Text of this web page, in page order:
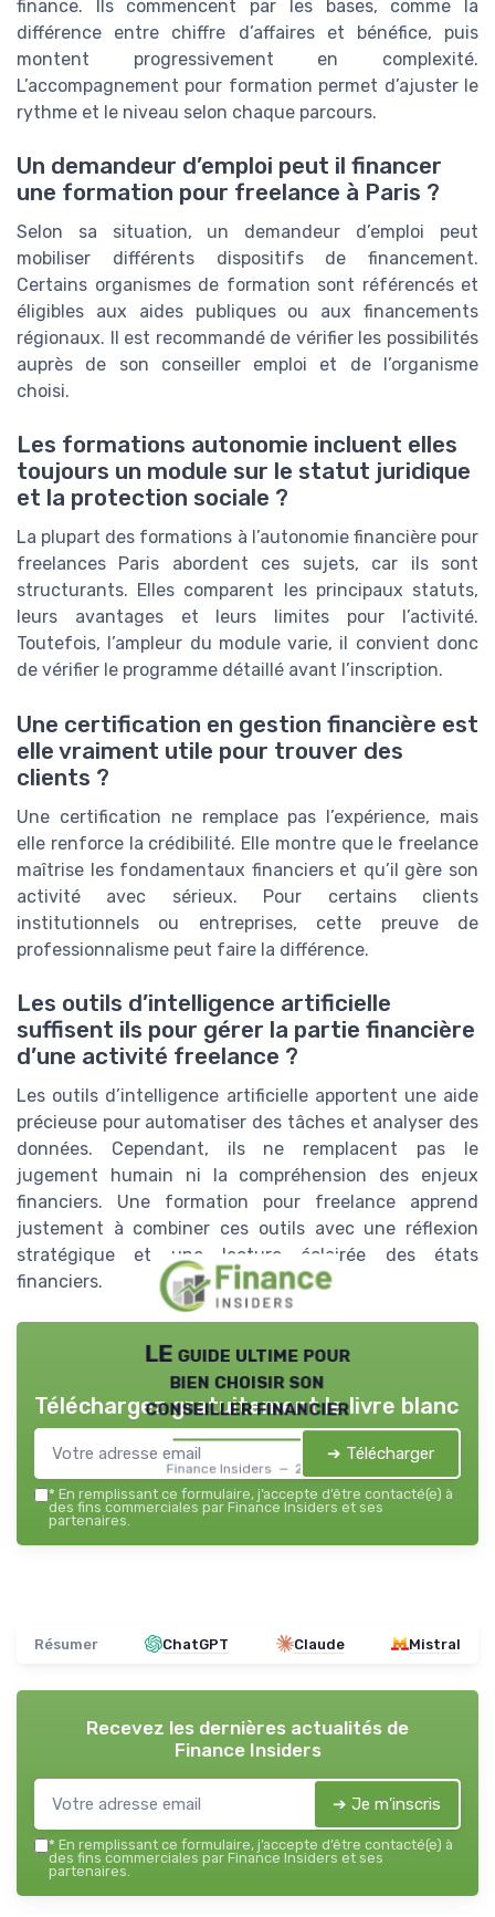
finance. Ils commencent par les bases, comme la
différence entre chiffre d’affaires et bénéfice, puis
montent progressivement en complexité.
L’accompagnement pour formation permet d’ajuster le
rythme et le niveau selon chaque parcours.
Un demandeur d’emploi peut il financer
une formation pour freelance à Paris ?
Selon sa situation, un demandeur d’emploi peut
mobiliser différents dispositifs de financement.
Certains organismes de formation sont référencés et
éligibles aux aides publiques ou aux financements
régionaux. Il est recommandé de vérifier les possibilités
auprès de son conseiller emploi et de l’organisme
choisi.
Les formations autonomie incluent elles
toujours un module sur le statut juridique
et la protection sociale ?
La plupart des formations à l’autonomie financière pour
freelances Paris abordent ces sujets, car ils sont
structurants. Elles comparent les principaux statuts,
leurs avantages et leurs limites pour l’activité.
Toutefois, l’ampleur du module varie, il convient donc
de vérifier le programme détaillé avant l’inscription.
Une certification en gestion financière est
elle vraiment utile pour trouver des
clients ?
Une certification ne remplace pas l’expérience, mais
elle renforce la crédibilité. Elle montre que le freelance
maîtrise les fondamentaux financiers et qu’il gère son
activité avec sérieux. Pour certains clients
institutionnels ou entreprises, cette preuve de
professionnalisme peut faire la différence.
Les outils d’intelligence artificielle
suffisent ils pour gérer la partie financière
d’une activité freelance ?
Les outils d’intelligence artificielle apportent une aide
précieuse pour automatiser des tâches et analyser des
données. Cependant, ils ne remplacent pas le
jugement humain ni la compréhension des enjeux
financiers. Une formation pour freelance apprend
justement à combiner ces outils avec une réflexion
stratégique et une lecture éclairée des états
financiers.
LE guide ultime pour
bien choisir son
conseiller financier
Finance Insiders — 2026
Téléchargez gratuitement le livre blanc
➔ Télécharger
* En remplissant ce formulaire, j’accepte d’être contacté(e) à
des fins commerciales par Finance Insiders et ses
partenaires.
Résumer ChatGPT Claude Mistral
Recevez les dernières actualités de
Finance Insiders
➔ Je m'inscris
* En remplissant ce formulaire, j’accepte d’être contacté(e) à
des fins commerciales par Finance Insiders et ses
partenaires.